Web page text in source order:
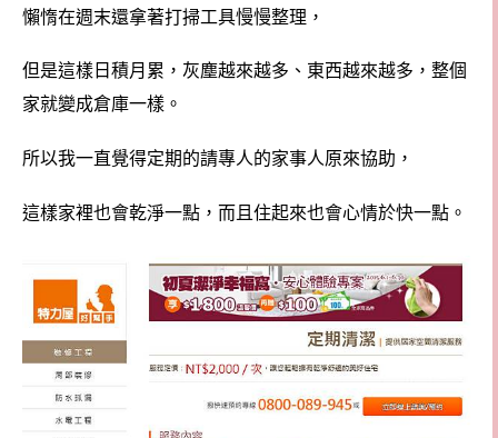
懶惰在週末還拿著打掃工具慢慢整理，
但是這樣日積月累，灰塵越來越多、東西越來越多，整個
家就變成倉庫一樣。
所以我一直覺得定期的請專人的家事人原來協助，
這樣家裡也會乾淨一點，而且住起來也會心情於快一點。